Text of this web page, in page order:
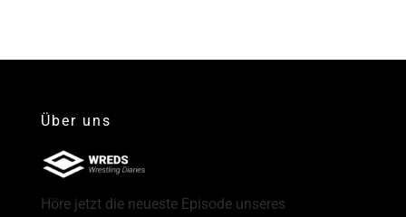
Über uns
Höre jetzt die neueste Episode unseres